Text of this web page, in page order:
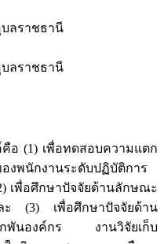
ลราชธานี
ลราชธานี
(1) เพื่อทดสอบความแตก
งพนักงานระดับปฏิบัติการ
เพื่อศึกษาปัจจัยด้านลักษณะ
ะ (3) เพื่อศึกษาปัจจัยด้าน
กพันองค์กร งานวิจัยเก็บ